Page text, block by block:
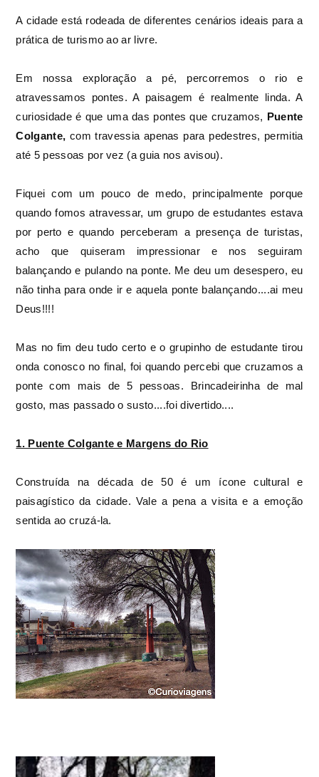
A cidade está rodeada de diferentes cenários ideais para a
prática de turismo ao ar livre.
Em nossa exploração a pé, percorremos o rio e
atravessamos pontes. A paisagem é realmente linda. A
curiosidade é que uma das pontes que cruzamos, Puente
Colgante, com travessia apenas para pedestres, permitia
até 5 pessoas por vez (a guia nos avisou).
Fiquei com um pouco de medo, principalmente porque
quando fomos atravessar, um grupo de estudantes estava
por perto e quando perceberam a presença de turistas,
acho que quiseram impressionar e nos seguiram
balançando e pulando na ponte. Me deu um desespero, eu
não tinha para onde ir e aquela ponte balançando....ai meu
Deus!!!!
Mas no fim deu tudo certo e o grupinho de estudante tirou
onda conosco no final, foi quando percebi que cruzamos a
ponte com mais de 5 pessoas. Brincadeirinha de mal
gosto, mas passado o susto....foi divertido....
1. Puente Colgante e Margens do Rio
Construída na década de 50 é um ícone cultural e
paisagístico da cidade. Vale a pena a visita e a emoção
sentida ao cruzá-la.